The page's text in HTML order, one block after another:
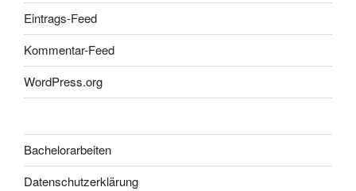
Eintrags-Feed
Kommentar-Feed
WordPress.org
Bachelorarbeiten
Datenschutzerklärung